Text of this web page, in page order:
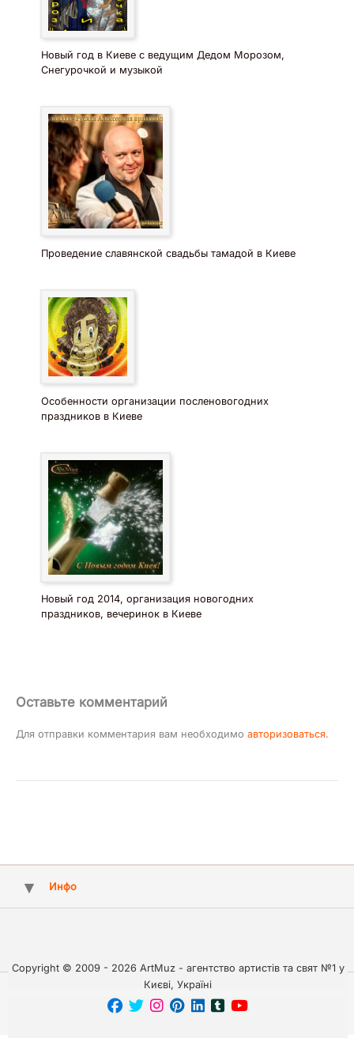
Новый год в Киеве с ведущим Дедом Морозом,
Снегурочкой и музыкой
Проведение славянской свадьбы тамадой в Киеве
Особенности организации посленовогодних
праздников в Киеве
Новый год 2014, организация новогодних
праздников, вечеринок в Киеве
Оставьте комментарий
Для отправки комментария вам необходимо авторизоваться.
Инфо
Copyright © 2009 - 2026 ArtMuz - агентство артистів та свят №1 у
Києві, Україні